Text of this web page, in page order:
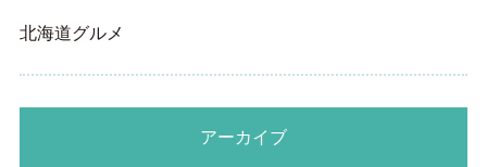
北海道グルメ
アーカイブ